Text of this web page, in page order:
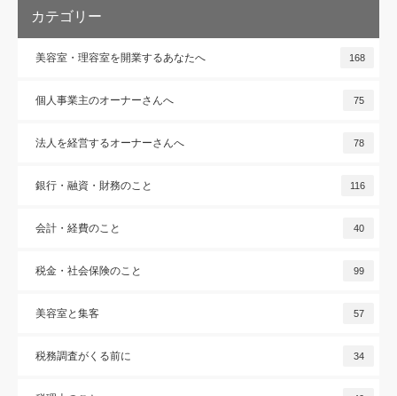
カテゴリー
美容室・理容室を開業するあなたへ 168
個人事業主のオーナーさんへ 75
法人を経営するオーナーさんへ 78
銀行・融資・財務のこと 116
会計・経費のこと 40
税金・社会保険のこと 99
美容室と集客 57
税務調査がくる前に 34